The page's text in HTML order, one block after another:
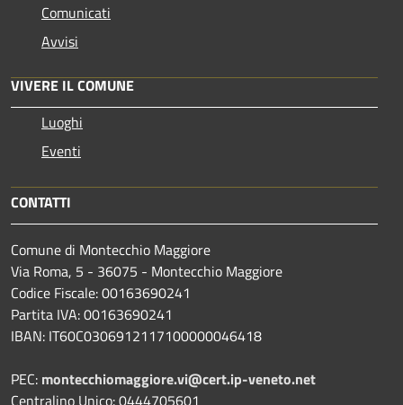
Comunicati
Avvisi
VIVERE IL COMUNE
Luoghi
Eventi
CONTATTI
Comune di Montecchio Maggiore
Via Roma, 5 - 36075 - Montecchio Maggiore
Codice Fiscale: 00163690241
Partita IVA: 00163690241
IBAN: IT60C0306912117100000046418
PEC: montecchiomaggiore.vi@cert.ip-veneto.net
Centralino Unico: 0444705601